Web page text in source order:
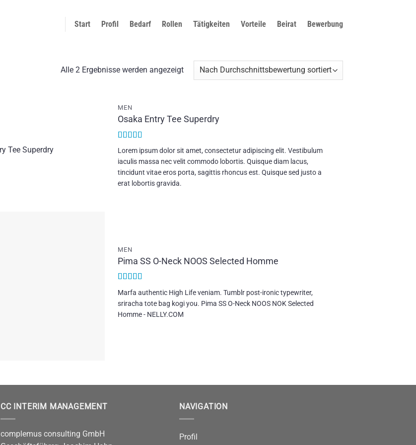
Start Profil Bedarf Rollen Tätigkeiten Vorteile Beirat Bewerbung
Alle 2 Ergebnisse werden angezeigtNach
Durchschnittsbewertung
MEN
Osaka Entry Tee Superdry
Bewertet
mit4von
5
Lorem ipsum dolor sit amet, consectetur adipiscing elit. Vestibulum
iaculis massa nec velit commodo lobortis. Quisque diam lacus,
tincidunt vitae eros porta, sagittis rhoncus est. Quisque sed justo a
erat lobortis gravida.
MEN
Pima SS O-Neck NOOS Selected Homme
Bewertet
mit5von 5
Marfa authentic High Life veniam. Tumblr post-ironic typewriter,
sriracha tote bag kogi you. Pima SS O-Neck NOOS NOK Selected
Homme - NELLY.COM
CC INTERIM MANAGEMENT
complemus consulting GmbH
NAVIGATION
Profil